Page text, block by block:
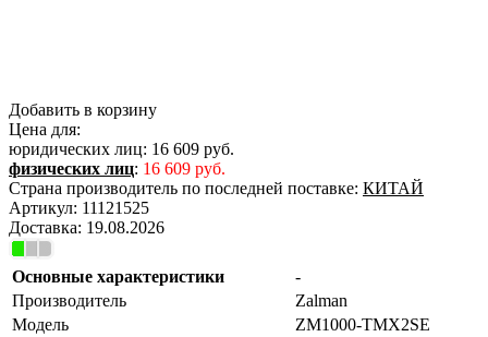
Добавить в корзину
Цена для:
юридических лиц: 16 609 руб.
физических лиц: 16 609 руб.
Страна производитель по последней поставке: КИТАЙ
Артикул: 11121525
Доставка: 19.08.2026
Основные характеристики
-
Производитель
Zalman
Модель
ZM1000-TMX2SE